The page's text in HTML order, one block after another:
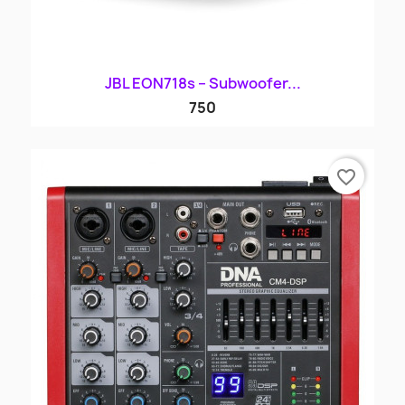
JBL EON718s – Subwoofer...
750
favorite_border